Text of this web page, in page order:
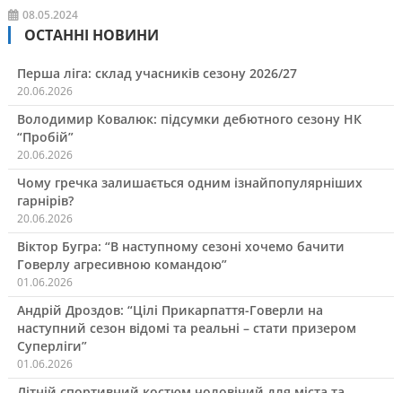
08.05.2024
ОСТАННІ НОВИНИ
Перша ліга: склад учасників сезону 2026/27
20.06.2026
Володимир Ковалюк: підсумки дебютного сезону НК
“Пробій”
20.06.2026
Чому гречка залишається одним ізнайпопулярніших
гарнірів?
20.06.2026
Віктор Бугра: “В наступному сезоні хочемо бачити
Говерлу агресивною командою”
01.06.2026
Андрій Дроздов: “Цілі Прикарпаття-Говерли на
наступний сезон відомі та реальні – стати призером
Суперліги”
01.06.2026